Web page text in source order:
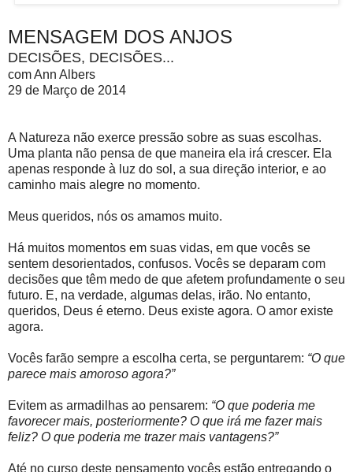
MENSAGEM DOS ANJOS
DECISÕES, DECISÕES...
com Ann Albers
29 de Março de 2014
A Natureza não exerce pressão sobre as suas escolhas.
Uma planta não pensa de que maneira ela irá crescer. Ela
apenas responde à luz do sol, a sua direção interior, e ao
caminho mais alegre no momento.
Meus queridos, nós os amamos muito.
Há muitos momentos em suas vidas, em que vocês se
sentem desorientados, confusos. Vocês se deparam com
decisões que têm medo de que afetem profundamente o seu
futuro. E, na verdade, algumas delas, irão. No entanto,
queridos, Deus é eterno. Deus existe agora. O amor existe
agora.
Vocês farão sempre a escolha certa, se perguntarem: “O que
parece mais amoroso agora?”
Evitem as armadilhas ao pensarem: “O que poderia me
favorecer mais, posteriormente? O que irá me fazer mais
feliz? O que poderia me trazer mais vantagens?”
Até no curso deste pensamento vocês estão entregando o